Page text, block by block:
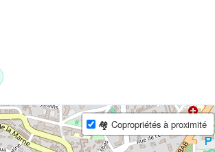
🏘 Copropriétés à proximité